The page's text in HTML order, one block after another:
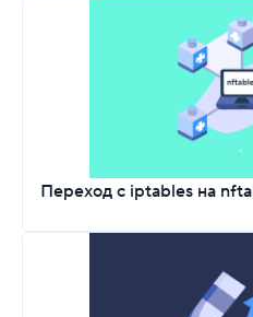
Переход с iptables на